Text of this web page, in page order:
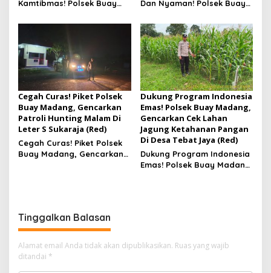
Kamtibmas! Polsek Buay
Patroli Objek Vital Di Bank
Dan Nyaman! Polsek Buay
Stanby Di Jalan Rawan
Kejahatan
Cegah Curas! Piket Polsek
Buay Madang, Gencarkan
Patroli Hunting Malam Di
Leter S Sukaraja (Red)
Cegah Curas! Piket Polsek
Buay Madang, Gencarkan
Dukung Program Indonesia
Emas! Polsek Buay Madang,
Gencarkan Cek Lahan
Jagung Ketahanan Pangan
Di Desa Tebat Jaya (Red)
Dukung Program Indonesia
Emas! Polsek Buay Madang,
Tinggalkan Balasan
Alamat email Anda tidak akan dipublikasikan. Ruas yang wajib
ditandai *